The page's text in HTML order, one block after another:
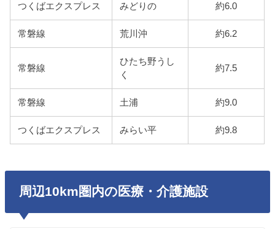
つくばエクスプレス みどりの 約6.0
常磐線 荒川沖 約6.2
常磐線
ひたち野うし
く
約7.5
常磐線 土浦 約9.0
つくばエクスプレス みらい平 約9.8
周辺10km圏内の医療・介護施設